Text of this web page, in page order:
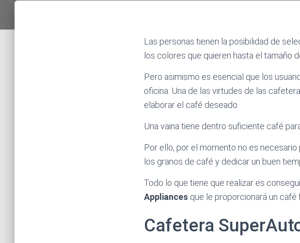
Las personas tienen la posibilidad de
los colores que quieren hasta el tamaño
Pero asimismo es esencial que los
oficina. Una de las virtudes de las
elaborar el café deseado.
Una vaina tiene dentro suficiente café
Por ello, por el momento no es
los granos de café y dedicar un buen
Todo lo que tiene que realizar es
Appliances que le proporcionará un
Cafetera